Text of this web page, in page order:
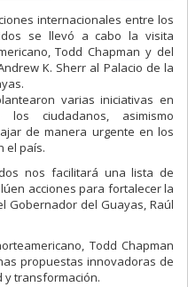
internacionales entre los
se llevó a cabo la visita
Todd Chapman y del
K. Sherr al Palacio de la
varias iniciativas en
ciudadanos, asimismo
de manera urgente en los
el país.
nos facilitará una lista de
acciones para fortalecer la
Gobernador del Guayas, Raúl
Todd Chapman
propuestas innovadoras de
y transformación.